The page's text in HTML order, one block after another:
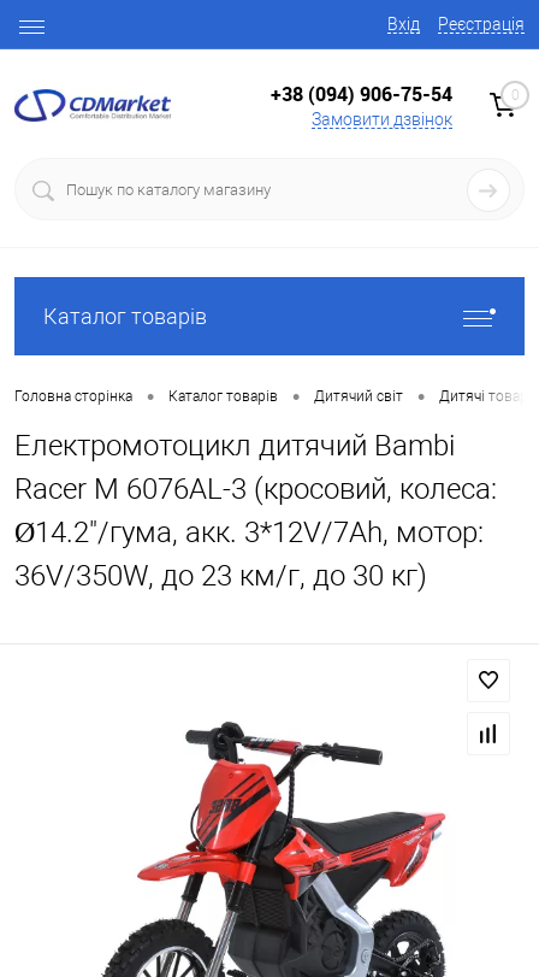
Вхід Реєстрація
+38 (094) 906-75-54
Замовити дзвінок
0
Каталог товарів
Головна сторінка • Каталог товарів • Дитячий світ • Дитячі
Електромотоцикл дитячий Bambi
Racer M 6076AL-3 (кросовий, колеса:
Ø14.2"/гума, акк. 3*12V/7Ah, мотор:
36V/350W, до 23 км/г, до 30 кг)